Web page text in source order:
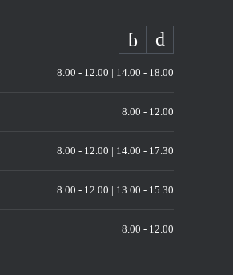
8.00 - 12.00 | 14.00 - 18.00
8.00 - 12.00
8.00 - 12.00 | 14.00 - 17.30
8.00 - 12.00 | 13.00 - 15.30
8.00 - 12.00